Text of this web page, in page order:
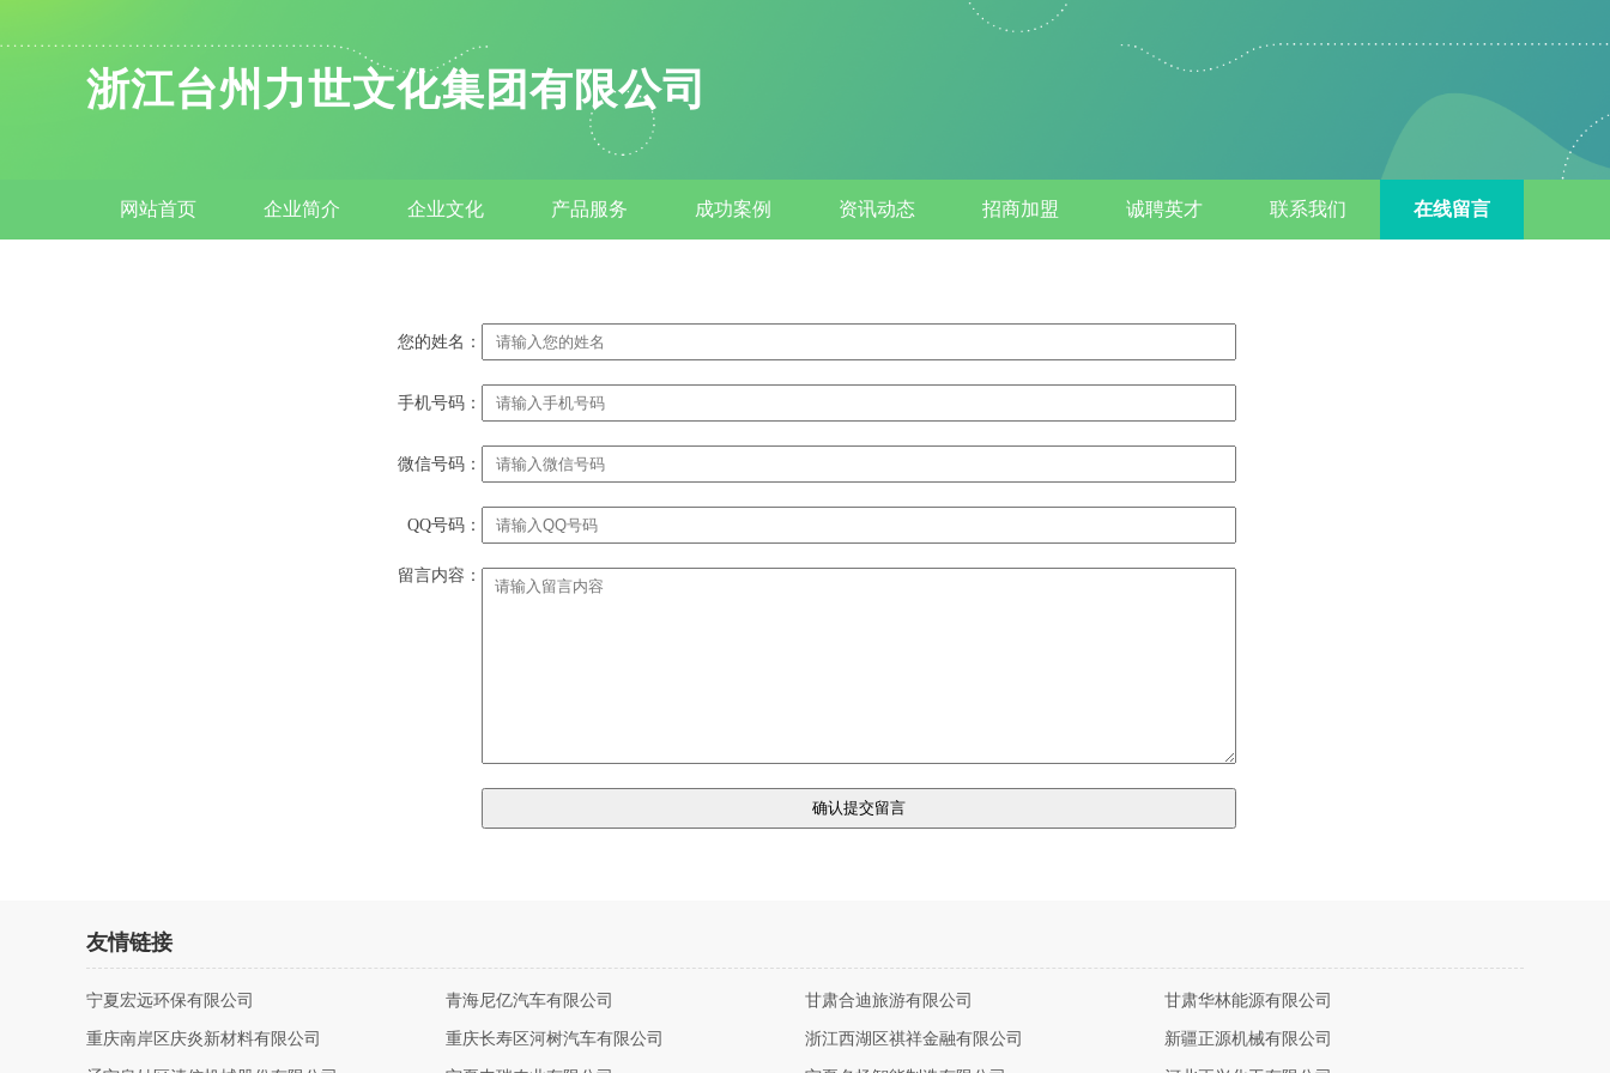
浙江台州力世文化集团有限公司
网站首页 企业简介 企业文化 产品服务 成功案例 资讯动态 招商加盟 诚聘英才 联系我们 在线留言
您的姓名：
手机号码：
微信号码：
QQ号码：
留言内容：
友情链接
宁夏宏远环保有限公司 青海尼亿汽车有限公司 甘肃合迪旅游有限公司 甘肃华林能源有限公司
重庆南岸区庆炎新材料有限公司 重庆长寿区河树汽车有限公司 浙江西湖区祺祥金融有限公司 新疆正源机械有限公司